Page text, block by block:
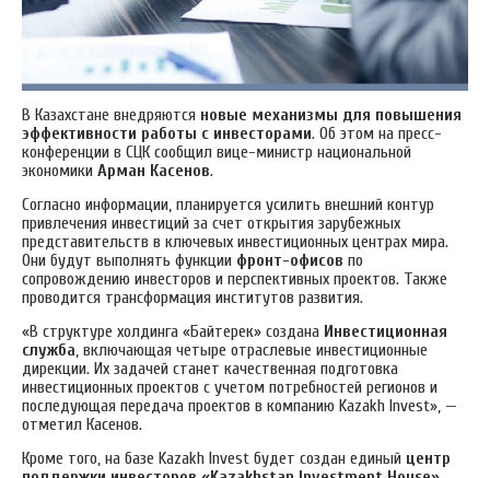
В Казахстане внедряются новые механизмы для повышения
эффективности работы с инвесторами. Об этом на пресс-
конференции в СЦК сообщил вице-министр национальной
экономики Арман Касенов.
Согласно информации, планируется усилить внешний контур
привлечения инвестиций за счет открытия зарубежных
представительств в ключевых инвестиционных центрах мира.
Они будут выполнять функции фронт-офисов по
сопровождению инвесторов и перспективных проектов. Также
проводится трансформация институтов развития.
«В структуре холдинга «Байтерек» создана Инвестиционная
служба, включающая четыре отраслевые инвестиционные
дирекции. Их задачей станет качественная подготовка
инвестиционных проектов с учетом потребностей регионов и
последующая передача проектов в компанию Kazakh Invest», —
отметил Касенов.
Кроме того, на базе Kazakh Invest будет создан единый центр